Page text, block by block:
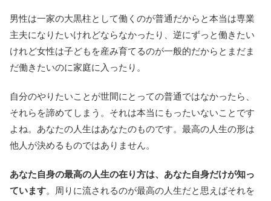
男性は一家の大黒柱として働くのが普通だからと本当は専業
主夫になりたいけれどならなかったり、逆にずっと働きたい
けれど女性は子どもを産み育てるのが一般的だからとまだま
だ働きたいのに家庭に入ったり。
自分のやりたいことが世間にとっての普通ではなかったら、
それらを諦めてしまう。それは本当にもったいないことです
よね。あなたの人生はあなたのものです。最高の人生の形は
他人が決めるものではありません。
あなた自身の最高の人生の在り方は、あなた自身だけが知っ
ています。周りに流されるのが最高の人生だと思えばそれを